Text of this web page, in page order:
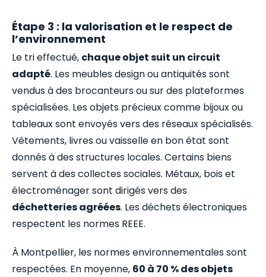
Étape 3 : la valorisation et le respect de
l’environnement
Le tri effectué, chaque objet suit un circuit
adapté. Les meubles design ou antiquités sont
vendus à des brocanteurs ou sur des plateformes
spécialisées. Les objets précieux comme bijoux ou
tableaux sont envoyés vers des réseaux spécialisés.
Vêtements, livres ou vaisselle en bon état sont
donnés à des structures locales. Certains biens
servent à des collectes sociales. Métaux, bois et
électroménager sont dirigés vers des
déchetteries agréées. Les déchets électroniques
respectent les normes REEE.
À Montpellier, les normes environnementales sont
respectées. En moyenne, 60 à 70 % des objets